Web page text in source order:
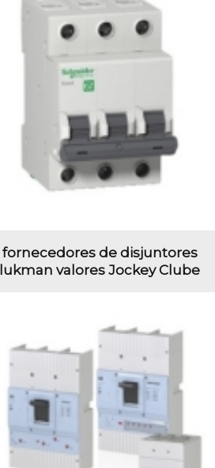
fornecedores de disjuntores
lukman valores Jockey Clube